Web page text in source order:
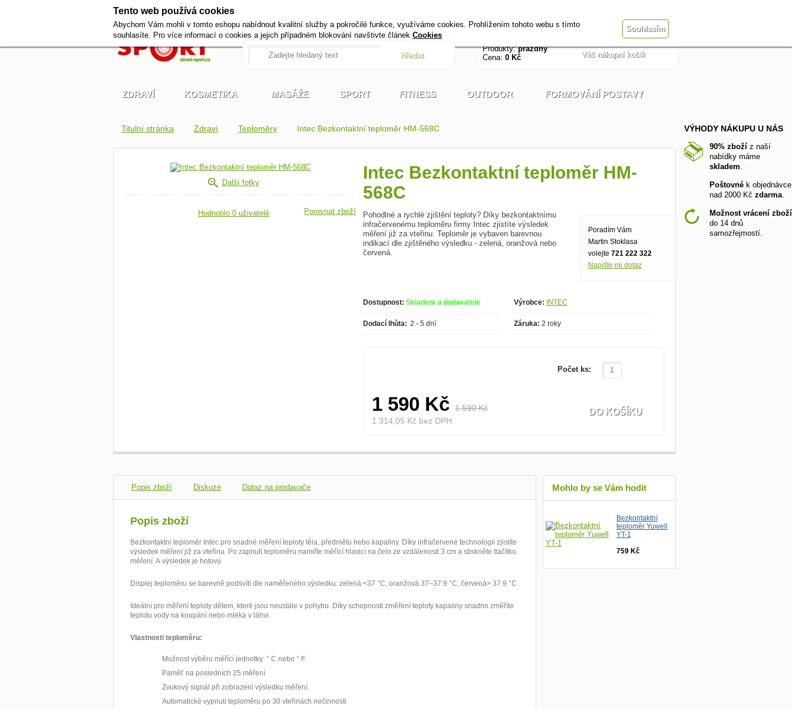
VÝHODY NÁKUPU U NÁS
90% zboží z naší
nabídky máme
skladem.
Poštovné k objednávce
nad 2000 Kč zdarma.
Možnost vrácení zboží
do 14 dnů
samozřejmostí.
Titulní stránka Zdraví Teploměry Intec Bezkontaktní teploměr HM-568C
Další fotky
Hodnotilo 0 uživatelé Porovnat zboží
Intec Bezkontaktní teploměr HM-
568C
Poradím Vám
Martin Stoklasa
volejte 721 222 322
Napište mi dotaz
Pohodlné a rychlé zjištění teploty? Díky bezkontaktnímu
infračervenému teploměru firmy Intec zjistíte výsledek
měření již za vteřinu. Teploměr je vybaven barevnou
indikací dle zjištěného výsledku - zelená, oranžová nebo
červená.
Dostupnost: Skladem u dodavatele Výrobce: INTEC
Dodací lhůta: 2 - 5 dní Záruka: 2 roky
Počet ks:
1 590 Kč 1 590 Kč
1 314,05 Kč bez DPH
Mohlo by se Vám hodit
Bezkontaktní
teploměr Yuwell
YT-1
759 Kč
Popis zboží Diskuze Dotaz na prodavače
Popis zboží
Bezkontaktní teploměr Intec pro snadné měření teploty těla, předmětu nebo kapaliny. Díky infračervené technologii zjistíte
výsledek měření již za vteřinu. Po zapnutí teploměru namiřte měřící hlavicí na čelo ze vzdálenosti 3 cm a stiskněte tlačítko
měření. A výsledek je hotový.
Displej teploměru se barevně podsvítí dle naměřeného výsledku: zelená <37 °C, oranžová 37–37.9 °C, červená> 37.9 °C
Ideální pro měření teploty dětem, které jsou neustále v pohybu. Díky schopnosti změření teploty kapaliny snadno změříte
teplotu vody na koupání nebo mléka v láhvi.
Vlastnosti teploměru:
Možnost výběru měřící jednotky: ° C nebo ° F
Paměť na posledních 25 měření
Zvukový signál při zobrazení výsledku měření
Automatické vypnutí teploměru po 30 vteřinách nečinnosti
Pracovní dny od 9 do 17 hodin
Produkty:prázdný
Cena: 0 Kč Váš nákupní košík
ZDRAVÍ KOSMETIKA MASÁŽE SPORT FITNESS OUTDOOR FORMOVÁNÍ POSTAVY
Tento web používá cookies
Abychom Vám mohli v tomto eshopu nabídnout kvalitní služby a pokročilé funkce, využíváme cookies. Prohlížením tohoto webu s tímto
souhlasíte. Pro více informací o cookies a jejich případném blokování navštivte článek Cookies
Souhlasím